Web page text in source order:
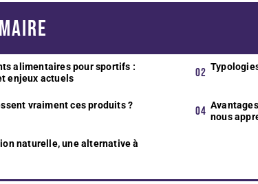
alimentaires pour sportifs :
enjeux actuels
vraiment ces produits ?
nous
naturelle, une alternative à